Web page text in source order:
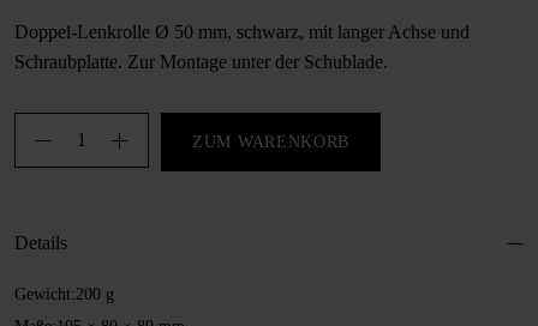
Doppel-Lenkrolle Ø 50 mm, schwarz, mit langer Achse und
Schraubplatte. Zur Montage unter der Schublade.
Doppellenkrolle
Ø
Menge
ZUM WARENKORB
Details
Gewicht:200 g